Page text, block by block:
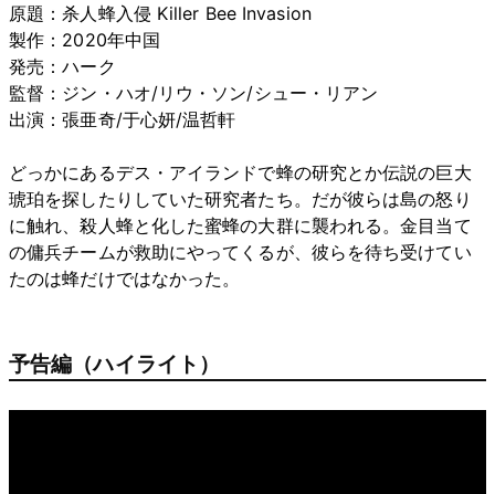
原題：杀人蜂入侵 Killer Bee Invasion
製作：2020年中国
発売：ハーク
監督：ジン・ハオ/リウ・ソン/シュー・リアン
出演：張亜奇/于心妍/温哲軒
どっかにあるデス・アイランドで蜂の研究とか伝説の巨大
琥珀を探したりしていた研究者たち。だが彼らは島の怒り
に触れ、殺人蜂と化した蜜蜂の大群に襲われる。金目当て
の傭兵チームが救助にやってくるが、彼らを待ち受けてい
たのは蜂だけではなかった。
予告編（ハイライト）